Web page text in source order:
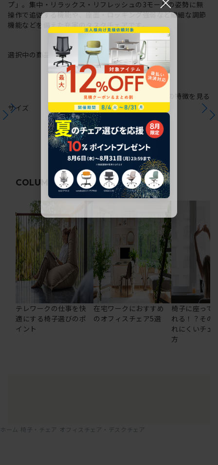
プ」。集中・リラックス・リフレッシュの3モードの姿勢に無
操作で追従する機能や、座面・ロッキング強弱など繊細な調節
機能などを備えた充実のタスクチェアです。
選択中の商品情報保証 注意事項
サイズ
シリーズの特徴を見る
COLUMN関連コラム
テレワークの仕事を快
適にする椅子選びのポ
イント
在宅ワークにおすすめ
のオフィスチェア5選
椅子に座って
れる！？その
れにくいチェ
方
ホーム 椅子・チェア オフィスチェア・デスクチェア